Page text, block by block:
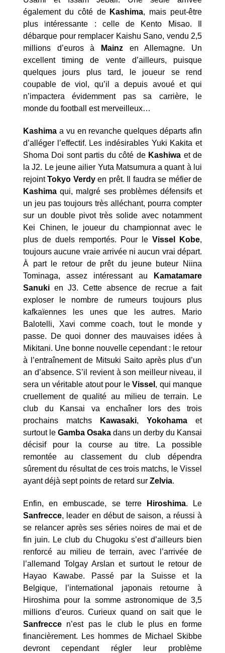
également du côté de Kashima, mais peut-être
plus intéressante : celle de Kento Misao. Il
débarque pour remplacer Kaishu Sano, vendu 2,5
millions d’euros à
Mainz en Allemagne. Un
excellent timing de vente d’ailleurs, puisque
quelques jours plus tard, le joueur se rend
coupable de viol, qu’il a depuis avoué et qui
n’impactera évidemment pas sa carrière, le
monde du football est merveilleux…
Kashima a vu en revanche quelques départs afin
d’alléger l’effectif. Les indésirables Yuki Kakita et
Shoma Doi sont partis du côté de Kashiwa et de
la J2. Le jeune ailier Yuta Matsumura a quant à lui
rejointTokyo Verdyen prêt. Il faudra se méfier de
Kashima qui, malgré ses problèmes défensifs et
un jeu pas toujours très alléchant, pourra compter
sur un double pivot très solide avec notamment
Kei Chinen, le joueur du championnat avec le
plus de duels remportés. Pour le Vissel Kobe,
toujours aucune vraie arrivée ni aucun vrai départ.
À part le retour de prêt du jeune buteur Niina
Tominaga, assez intéressant au
Kamatamare
Sanuki en J3. Cette absence de recrue a fait
exploser le nombre de rumeurs toujours plus
kafkaïennes les unes que les autres. Mario
Balotelli, Xavi comme coach, tout le monde y
passe. De quoi donner des mauvaises idées à
Mikitani. Une bonne nouvelle cependant : le retour
à l’entraînement de Mitsuki Saito après plus d’un
an d’absence. S’il revient à son meilleur niveau, il
sera un véritable atout pour le Vissel , qui manque
cruellement de qualité au milieu de terrain. Le
club du Kansai va enchaîner lors des trois
prochains matchs
Kawasaki, Yokohama et
surtout le Gamba Osaka dans un derby du Kansai
décisif pour la course au titre. La possible
remontée au classement du club dépendra
sûrement du résultat de ces trois matchs, le Vissel
ayant déjà sept points de retard sur Zelvia.
Enfin, en embuscade, se terre Hiroshima. Le
Sanfrecce, leader en début de saison, a réussi à
se relancer après ses séries noires de mai et de
fin juin. Le club du Chugoku s’est d’ailleurs bien
renforcé au milieu de terrain, avec l’arrivée de
l’allemand Tolgay Arslan et surtout le retour de
Hayao Kawabe. Passé par la Suisse et la
Belgique, l’international japonais retourne à
Hiroshima pour la somme astronomique de 3,5
millions d’euros. Curieux quand on sait que le
Sanfrecce n’est pas le club le plus en forme
financièrement. Les hommes de Michael Skibbe
devront cependant régler leur problème